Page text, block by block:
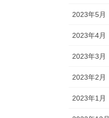
2023年5月
2023年4月
2023年3月
2023年2月
2023年1月